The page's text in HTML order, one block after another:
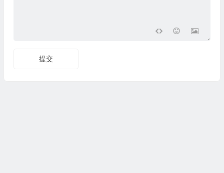
提交